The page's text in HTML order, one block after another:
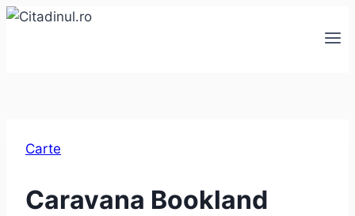
Skip
Carte
Caravana Bookland